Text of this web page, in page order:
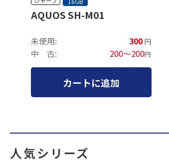
AQUOS SH-M01
未使用: 300 円
中 古: 200～200円
カートに追加
人気シリーズ